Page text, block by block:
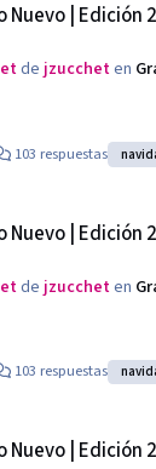
Nuevo | Edición
dejzuccheten
103 respuestas
Nuevo | Edición
de jzuccheten
103 respuestas
Nuevo | Edición